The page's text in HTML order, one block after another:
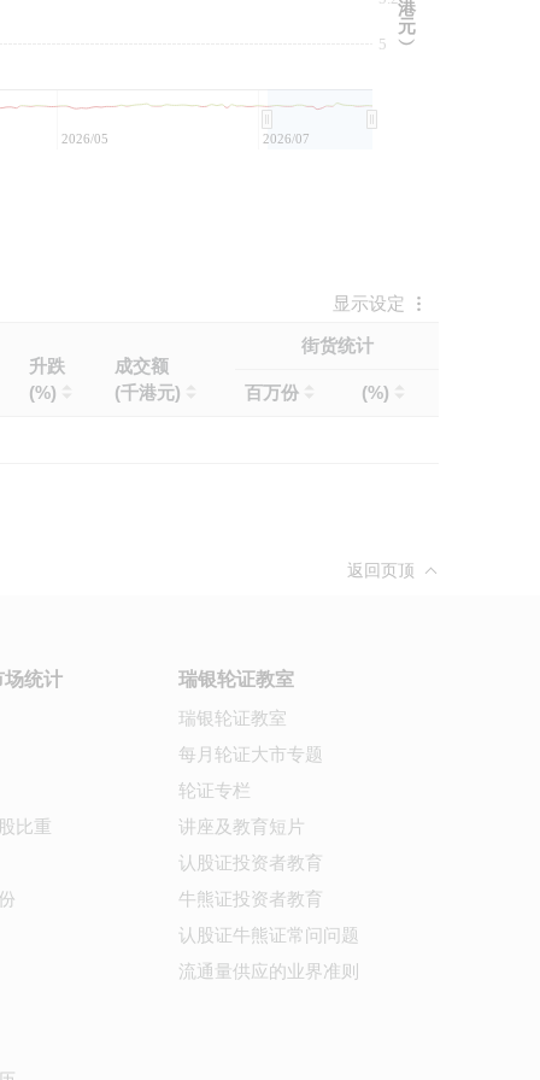
5
2026/05 2026/07
港
元
︶
显示设定
升跌
(%)
成交额
(千港元)
街货统计
百万份 (%)
返回页顶
场统计
比重
瑞银轮证教室
瑞银轮证教室
每月轮证大市专题
轮证专栏
讲座及教育短片
认股证投资者教育
牛熊证投资者教育
认股证牛熊证常问问题
流通量供应的业界准则